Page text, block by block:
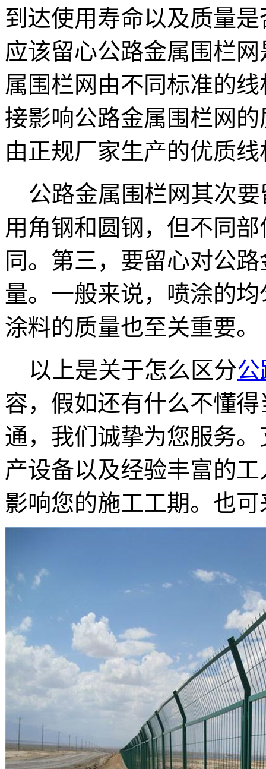
到达使用寿命以及质量
应该留心公路金属围栏
属围栏网由不同标准的
接影响公路金属围栏网
由正规厂家生产的优质
公路金属围栏网其次要
用角钢和圆钢，但不同
同。第三，要留心对公
量。一般来说，喷涂的
涂料的质量也至关重要。
以上是关于怎么区分
容，假如还有什么不懂
通，我们诚挚为您服务
产设备以及经验丰富的
影响您的施工工期。也